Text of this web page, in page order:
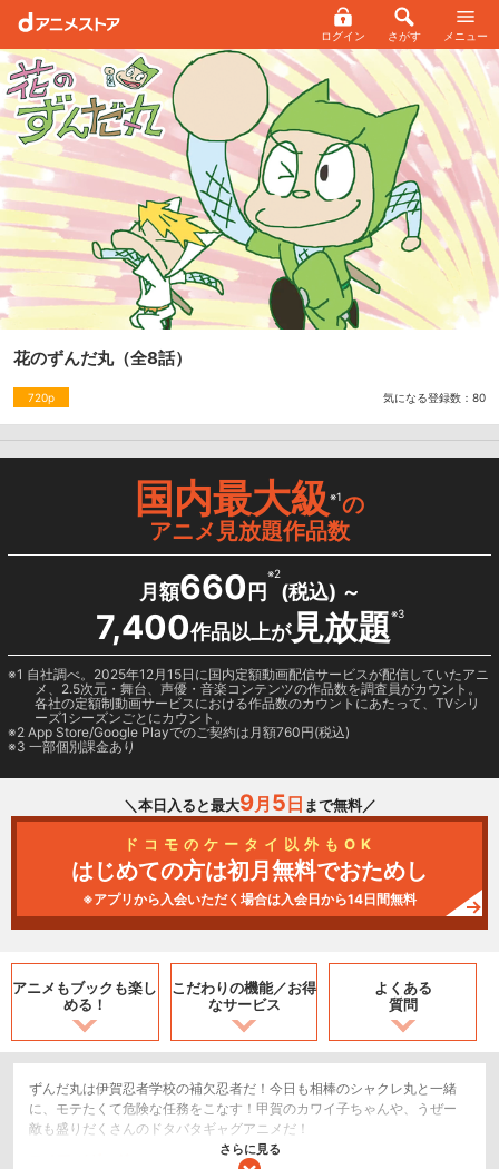
ログイン さがす メニュー
花のずんだ丸（全8話）
720p 気になる登録数： 80
国内最大級※1の
アニメ見放題作品数
月額660 円
※2
(税込) ～
7,400作品以上が見放題※3
1 自社調べ。2025年12月15日に国内定額動画配信サービスが配信していたアニ
メ、2.5次元・舞台、声優・音楽コンテンツの作品数を調査員がカウント。
各社の定額制動画サービスにおける作品数のカウントにあたって、TVシリ
ーズ1シーズンごとにカウント。
2 App Store/Google Playでのご契約は月額760円(税込)
3 一部個別課金あり
＼本日入ると最大9月 5 日 まで無料／
ドコモのケータイ以外もOK
はじめての方は初月無料でおためし
※アプリから入会いただく場合は入会日から14日間無料
アニメもブックも楽し
める！
こだわりの機能／お得
なサービス
よくある
質問
ずんだ丸は伊賀忍者学校の補欠忍者だ！今日も相棒のシャクレ丸と一緒
に、モテたくて危険な任務をこなす！甲賀のカワイ子ちゃんや、うぜー
敵も盛りだくさんのドタバタギャグアニメだ！
さらに見る